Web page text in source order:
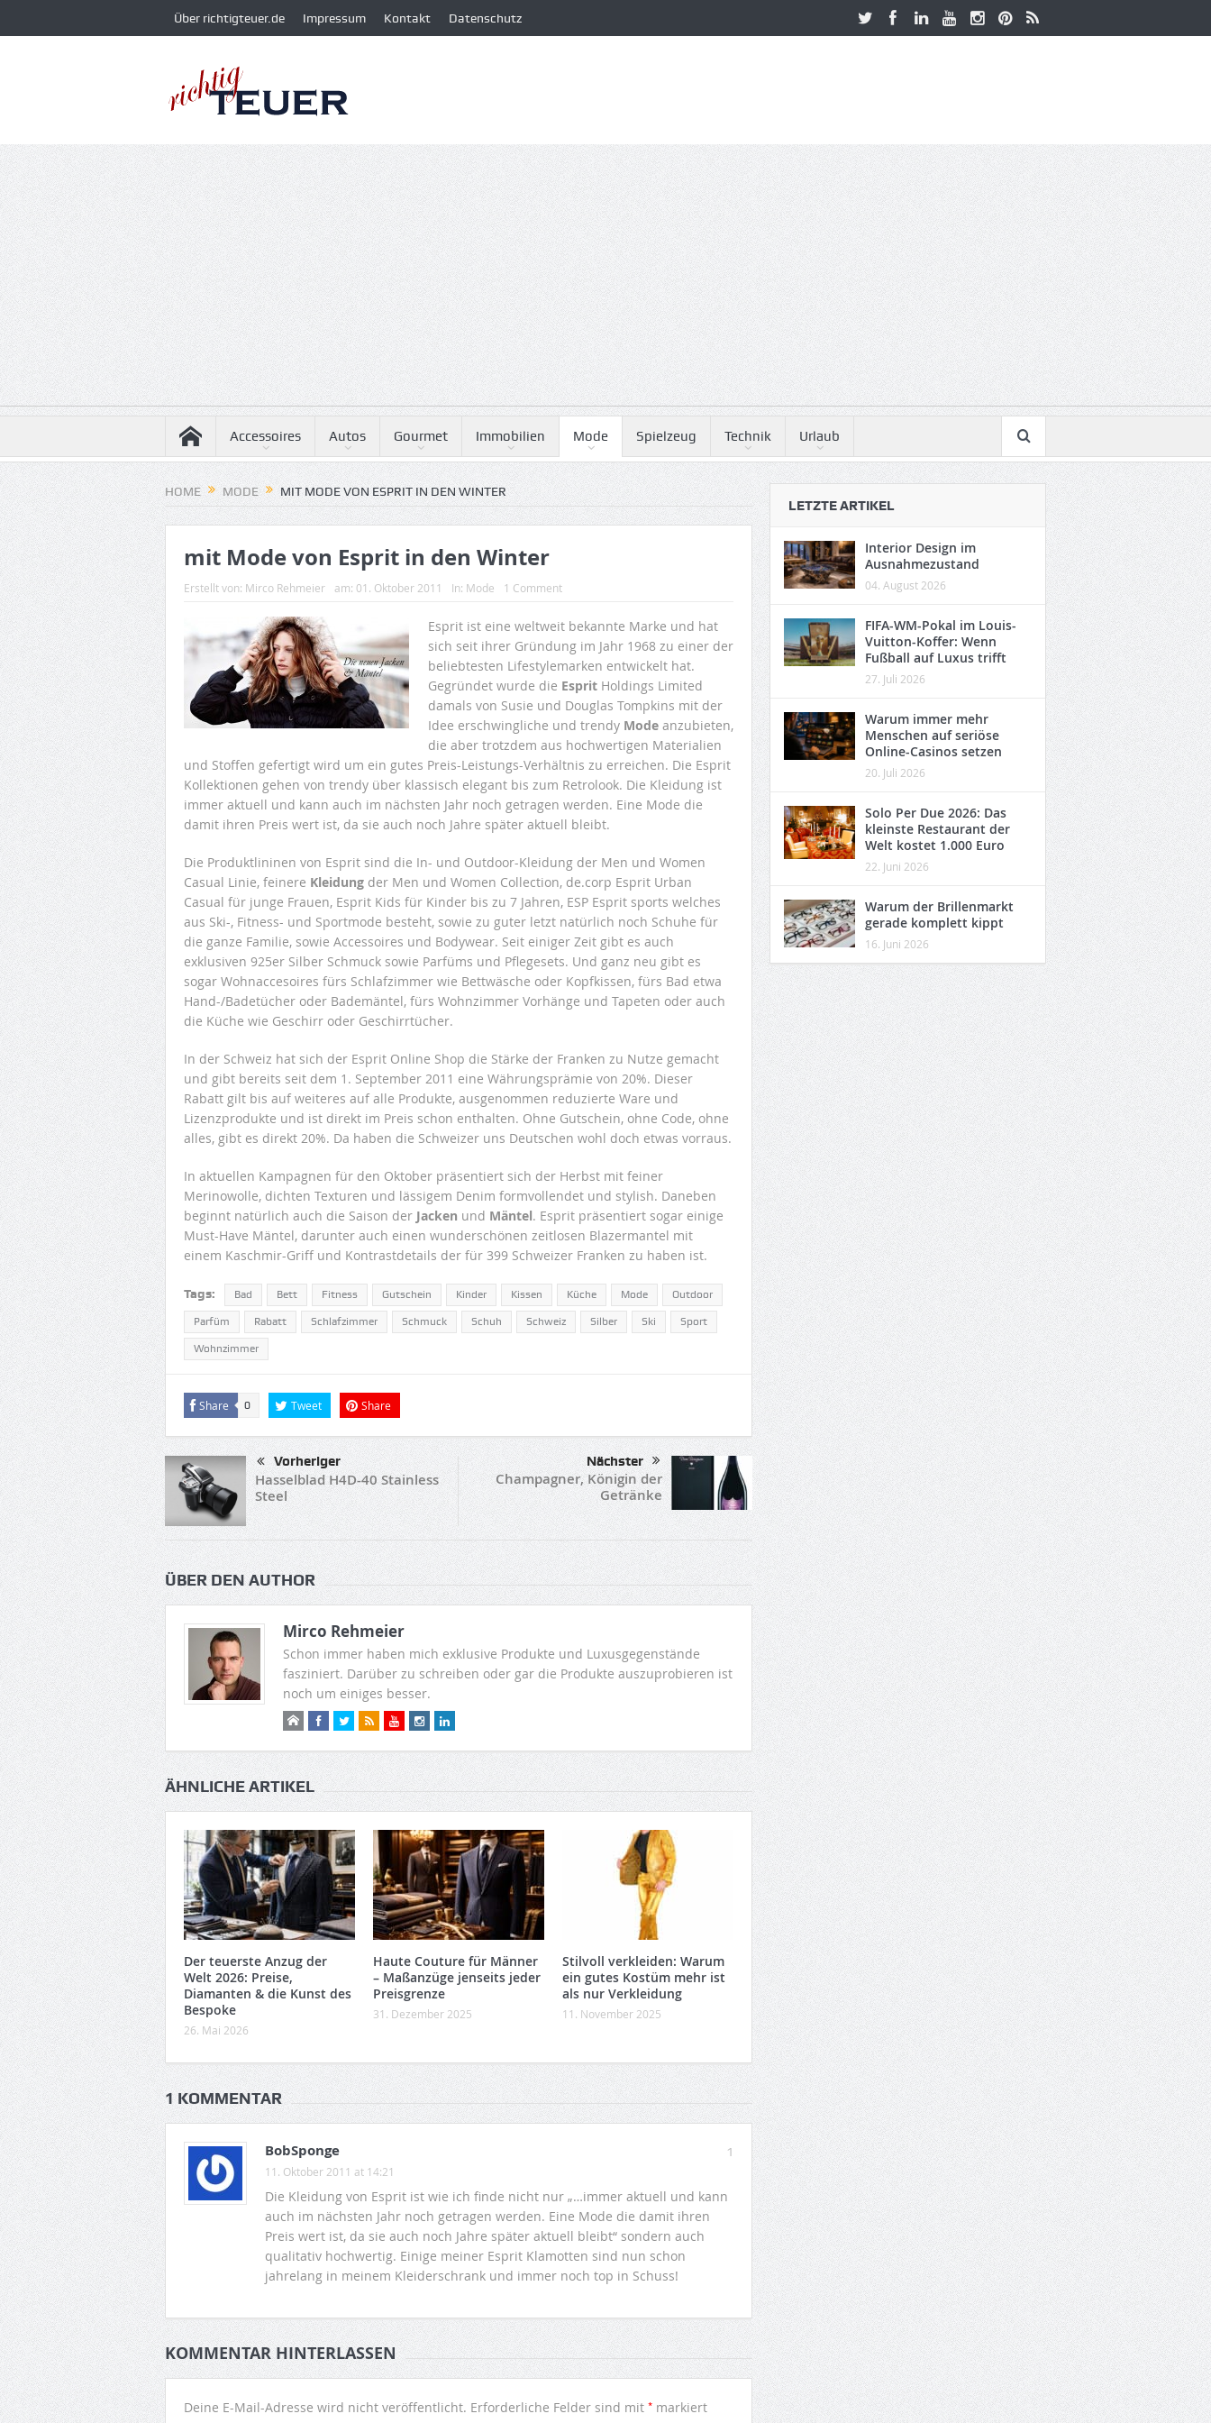
Über richtigteuer.de Impressum Kontakt Datenschutz
Accessoires Autos Gourmet Immobilien Mode Spielzeug Technik Urlaub
HOME MODE MIT MODE VON ESPRIT IN DEN WINTER
mit Mode von Esprit in den Winter
Erstellt von: Mirco Rehmeier am: 01. Oktober 2011 In: Mode 1 Comment
Esprit ist eine weltweit bekannte Marke und hat
sich seit ihrer Gründung im Jahr 1968 zu einer der
beliebtesten Lifestylemarken entwickelt hat.
Gegründet wurde die Esprit Holdings Limited
damals von Susie und Douglas Tompkins mit der
Idee erschwingliche und trendy Mode anzubieten,
die aber trotzdem aus hochwertigen Materialien
und Stoffen gefertigt wird um ein gutes Preis-Leistungs-Verhältnis zu erreichen. Die Esprit
Kollektionen gehen von trendy über klassisch elegant bis zum Retrolook. Die Kleidung ist
immer aktuell und kann auch im nächsten Jahr noch getragen werden. Eine Mode die
damit ihren Preis wert ist, da sie auch noch Jahre später aktuell bleibt.
Die Produktlininen von Esprit sind die In- und Outdoor-Kleidung der Men und Women
Casual Linie, feinere Kleidung der Men und Women Collection, de.corp Esprit Urban
Casual für junge Frauen, Esprit Kids für Kinder bis zu 7 Jahren, ESP Esprit sports welches
aus Ski-, Fitness- und Sportmode besteht, sowie zu guter letzt natürlich noch Schuhe für
die ganze Familie, sowie Accessoires und Bodywear. Seit einiger Zeit gibt es auch
exklusiven 925er Silber Schmuck sowie Parfüms und Pflegesets. Und ganz neu gibt es
sogar Wohnaccesoires fürs Schlafzimmer wie Bettwäsche oder Kopfkissen, fürs Bad etwa
Hand-/Badetücher oder Bademäntel, fürs Wohnzimmer Vorhänge und Tapeten oder auch
die Küche wie Geschirr oder Geschirrtücher.
In der Schweiz hat sich der Esprit Online Shop die Stärke der Franken zu Nutze gemacht
und gibt bereits seit dem 1. September 2011 eine Währungsprämie von 20%. Dieser
Rabatt gilt bis auf weiteres auf alle Produkte, ausgenommen reduzierte Ware und
Lizenzprodukte und ist direkt im Preis schon enthalten. Ohne Gutschein, ohne Code, ohne
alles, gibt es direkt 20%. Da haben die Schweizer uns Deutschen wohl doch etwas vorraus.
In aktuellen Kampagnen für den Oktober präsentiert sich der Herbst mit feiner
Merinowolle, dichten Texturen und lässigem Denim formvollendet und stylish. Daneben
beginnt natürlich auch die Saison der Jacken und Mäntel. Esprit präsentiert sogar einige
Must-Have Mäntel, darunter auch einen wunderschönen zeitlosen Blazermantel mit
einem Kaschmir-Griff und Kontrastdetails der für 399 Schweizer Franken zu haben ist.
Tags: Bad Bett Fitness Gutschein Kinder Kissen Küche Mode Outdoor
Parfüm Rabatt Schlafzimmer Schmuck Schuh Schweiz Silber Ski Sport
Wohnzimmer
Share 0 Tweet Share
Vorheriger
Hasselblad H4D-40 Stainless
Steel
Nächster
Champagner, Königin der
Getränke
ÜBER DEN AUTHOR
Mirco Rehmeier
Schon immer haben mich exklusive Produkte und Luxusgegenstände
fasziniert. Darüber zu schreiben oder gar die Produkte auszuprobieren ist
noch um einiges besser.
ÄHNLICHE ARTIKEL
Der teuerste Anzug der
Welt 2026: Preise,
Diamanten & die Kunst des
Bespoke
26. Mai 2026
Haute Couture für Männer
– Maßanzüge jenseits jeder
Preisgrenze
31. Dezember 2025
Stilvoll verkleiden: Warum
ein gutes Kostüm mehr ist
als nur Verkleidung
11. November 2025
1 KOMMENTAR
1
BobSponge
11. Oktober 2011 at 14:21
Die Kleidung von Esprit ist wie ich finde nicht nur „…immer aktuell und kann
auch im nächsten Jahr noch getragen werden. Eine Mode die damit ihren
Preis wert ist, da sie auch noch Jahre später aktuell bleibt“ sondern auch
qualitativ hochwertig. Einige meiner Esprit Klamotten sind nun schon
jahrelang in meinem Kleiderschrank und immer noch top in Schuss!
KOMMENTAR HINTERLASSEN
Deine E-Mail-Adresse wird nicht veröffentlicht. Erforderliche Felder sind mit * markiert
LETZTE ARTIKEL
Interior Design im
Ausnahmezustand
04. August 2026
FIFA-WM-Pokal im Louis-
Vuitton-Koffer: Wenn
Fußball auf Luxus trifft
27. Juli 2026
Warum immer mehr
Menschen auf seriöse
Online-Casinos setzen
20. Juli 2026
Solo Per Due 2026: Das
kleinste Restaurant der
Welt kostet 1.000 Euro
22. Juni 2026
Warum der Brillenmarkt
gerade komplett kippt
16. Juni 2026